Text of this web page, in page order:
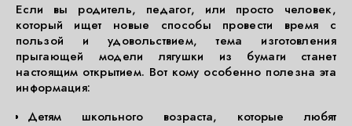
Если вы родитель, педагог, или просто человек,
который ищет новые способы провести время с
пользой и удовольствием, тема изготовления
прыгающей модели лягушки из бумаги станет
настоящим открытием. Вот кому особенно полезна эта
информация:
Детям школьного возраста, которые любят